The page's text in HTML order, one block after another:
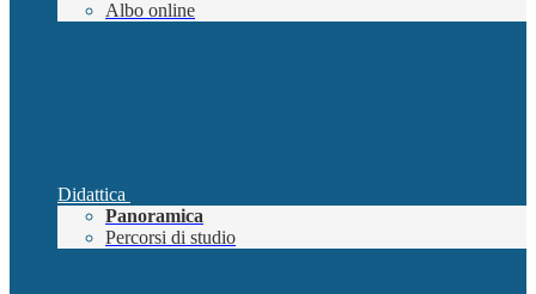
Albo online
Didattica
Panoramica
Percorsi di studio